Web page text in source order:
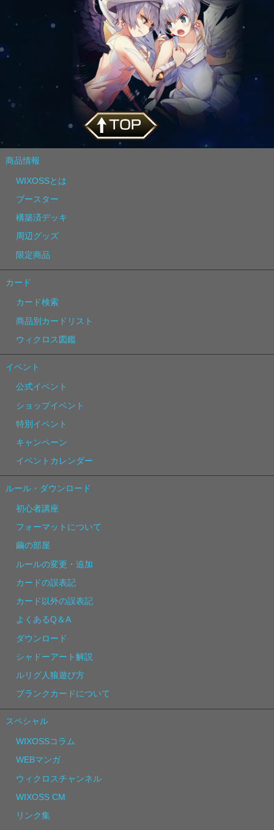
商品情報
WIXOSSとは
ブースター
構築済デッキ
周辺グッズ
限定商品
カード
カード検索
商品別カードリスト
ウィクロス図鑑
イベント
公式イベント
ショップイベント
特別イベント
キャンペーン
イベントカレンダー
ルール・ダウンロード
初心者講座
フォーマットについて
繭の部屋
ルールの変更・追加
カードの誤表記
カード以外の誤表記
よくあるQ＆A
ダウンロード
シャドーアート解説
ルリグ人狼遊び方
ブランクカードについて
スペシャル
WIXOSSコラム
WEBマンガ
ウィクロスチャンネル
WIXOSS CM
リンク集